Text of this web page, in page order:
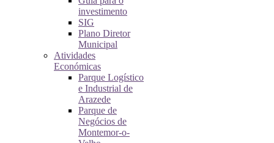
investimento
SIG
Plano Diretor
Municipal
Atividades
Económicas
Parque Logístico
e Industrial de
Arazede
Parque de
Negócios de
Montemor-o-